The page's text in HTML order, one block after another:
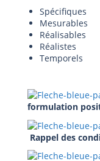
Spécifiques
Mesurables
Réalisables
Réalistes
Temporels
formulation
Rappel des